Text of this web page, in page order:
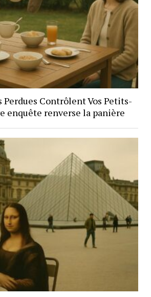
Perdues Contrôlent Vos Petits-
enquête renverse la panière